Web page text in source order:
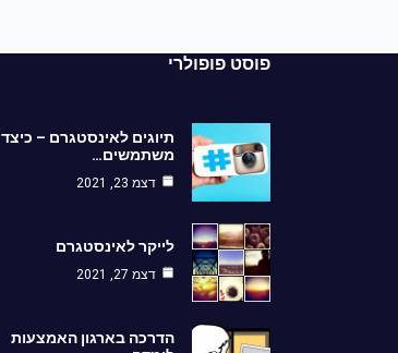
פוסט פופולרי
תיוגים לאינסטגרם – כיצד
משתמשים…
דצמ 23, 2021
לייקר לאינסטגרם
דצמ 27, 2021
הדרכה בארגון האמצעות